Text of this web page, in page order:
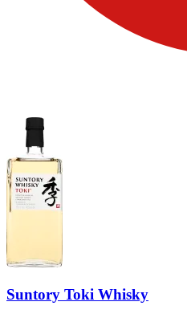
Suntory Toki Whisky